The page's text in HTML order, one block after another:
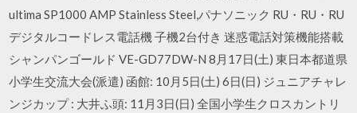
ultima SP1000 AMP Stainless Steel,パナソニック RU・RU・RU
デジタルコードレス電話機 子機2台付き 迷惑電話対策機能搭載
シャンパンゴールド VE-GD77DW-N 8月17日(土) 東日本都道県
小学生交流大会(派遣) 函館: 10月5日(土) 6日(日) ジュニアチャレ
ンジカップ : 大井ふ頭: 11月3日(日) 全国小学生クロスカントリ